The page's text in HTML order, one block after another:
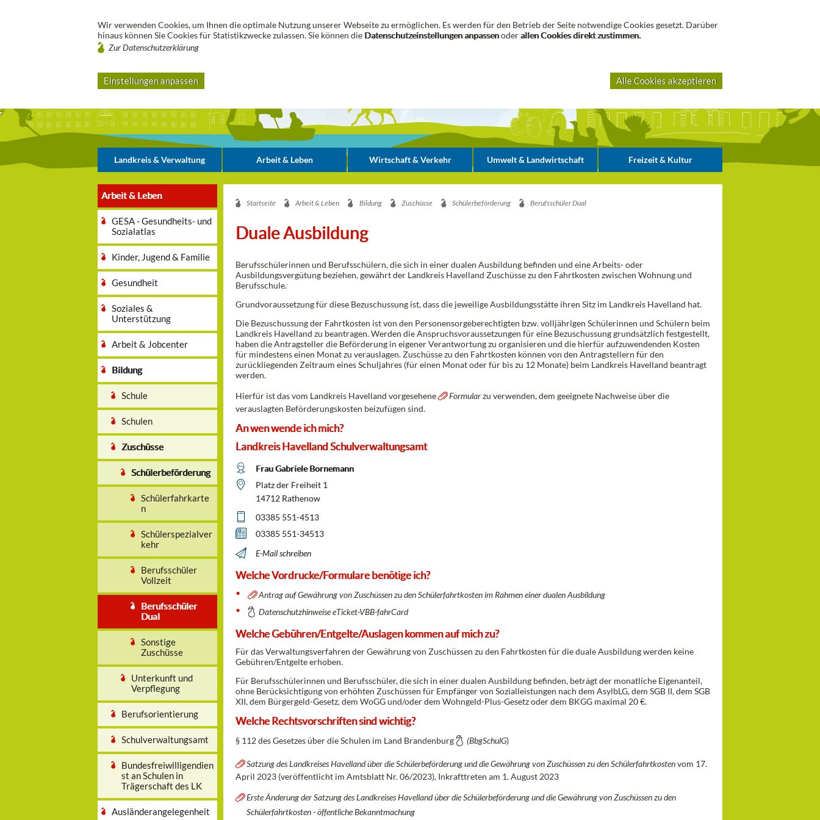
Wir verwenden Cookies, um Ihnen die optimale Nutzung unserer Webseite zu ermöglichen. Es werden für den Betrieb der Seite notwendige Cookies gesetzt. Darüber
hinaus können Sie Cookies für Statistikzwecke zulassen. Sie können die Datenschutzeinstellungen anpassenoderallen Cookies direkt zustimmen.
Zur Datenschutzerklärung
Einstellungen anpassen Alle Cookies akzeptieren
Landkreis & Verwaltung Arbeit & Leben Wirtschaft & Verkehr Umwelt & Landwirtschaft Freizeit & Kultur
Arbeit & Leben
GESA - Gesundheits- und
Sozialatlas
Kinder, Jugend & Familie
Gesundheit
Soziales &
Unterstützung
Arbeit & Jobcenter
Bildung
Schule
Schulen
Zuschüsse
Schülerbeförderung
Schülerfahrkarte
n
Schülerspezialver
kehr
Berufsschüler
Vollzeit
Berufsschüler
Dual
Sonstige
Zuschüsse
Unterkunft und
Verpflegung
Berufsorientierung
Schulverwaltungsamt
Bundesfreiwilligendien
st an Schulen in
Trägerschaft des LK
Ausländerangelegenheit
Startseite Arbeit & Leben Bildung Zuschüsse Schülerbeförderung Berufsschüler Dual
Duale Ausbildung
Berufsschülerinnen und Berufsschülern, die sich in einer dualen Ausbildung befinden und eine Arbeits- oder
Ausbildungsvergütung beziehen, gewährt der Landkreis Havelland Zuschüsse zu den Fahrtkosten zwischen Wohnung und
Berufsschule.
Grundvoraussetzung für diese Bezuschussung ist, dass die jeweilige Ausbildungsstätte ihren Sitz im Landkreis Havelland hat.
Die Bezuschussung der Fahrtkosten ist von den Personensorgeberechtigten bzw. volljährigen Schülerinnen und Schülern beim
Landkreis Havelland zu beantragen. Werden die Anspruchsvoraussetzungen für eine Bezuschussung grundsätzlich festgestellt,
haben die Antragsteller die Beförderung in eigener Verantwortung zu organisieren und die hierfür aufzuwendenden Kosten
für mindestens einen Monat zu verauslagen. Zuschüsse zu den Fahrtkosten können von den Antragstellern für den
zurückliegenden Zeitraum eines Schuljahres (für einen Monat oder für bis zu 12 Monate) beim Landkreis Havelland beantragt
werden.
Hierfür ist das vom Landkreis Havelland vorgesehene
Formularzu verwenden, dem geeignete Nachweise über die
verauslagten Beförderungskosten beizufügen sind.
An wen wende ich mich?
Landkreis Havelland Schulverwaltungsamt
Frau Gabriele Bornemann
Platz der Freiheit 1
14712 Rathenow
03385 551-4513
03385 551-34513
E-Mail schreiben
Welche Vordrucke/Formulare benötige ich?
Antrag auf Gewährung von Zuschüssen zu den Schülerfahrtkosten im Rahmen einer dualen Ausbildung
Datenschutzhinweise eTicket-VBB-fahrCard
Welche Gebühren/Entgelte/Auslagen kommen auf mich zu?
Für das Verwaltungsverfahren der Gewährung von Zuschüssen zu den Fahrtkosten für die duale Ausbildung werden keine
Gebühren/Entgelte erhoben.
Für Berufsschülerinnen und Berufsschüler, die sich in einer dualen Ausbildung befinden, beträgt der monatliche Eigenanteil,
ohne Berücksichtigung von erhöhten Zuschüssen für Empfänger von Sozialleistungen nach dem AsylbLG, dem SGB II, dem SGB
XII, dem Bürgergeld-Gesetz, dem WoGG und/oder dem Wohngeld-Plus-Gesetz oder dem BKGG maximal 20 €.
Welche Rechtsvorschriften sind wichtig?
§ 112 des Gesetzes über die Schulen im Land Brandenburg (BbgSchulG)
Satzung des Landkreises Havelland über die Schülerbeförderung und die Gewährung von Zuschüssen zu den Schülerfahrtkostenvom 17.
April 2023 (veröffentlicht im Amtsblatt Nr. 06/2023), Inkrafttreten am 1. August 2023
Erste Änderung der Satzung des Landkreises Havelland über die Schülerbeförderung und die Gewährung von Zuschüssen zu den
Schülerfahrtkosten - öffentliche Bekanntmachung